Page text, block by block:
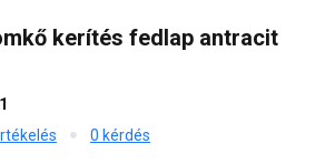
kerítés fedlap antracit
0 kérdés